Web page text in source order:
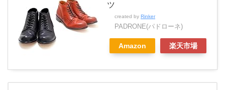
ツ
created by Rinker
PADRONE(パドローネ)
Amazon 楽天市場